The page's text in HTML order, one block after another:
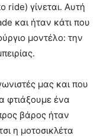
ride) γίνεται. Αυτή
και ήταν κάτι που
μοντέλο: την
μας και που
φτιάξουμε ένα
βάρος ήταν
η μοτοσικλέτα